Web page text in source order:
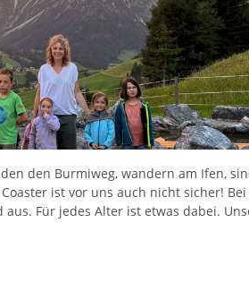
den Burmiweg, wandern am Ifen,
ist vor uns auch nicht sicher! Bei
Für jedes Alter ist etwas dabei.